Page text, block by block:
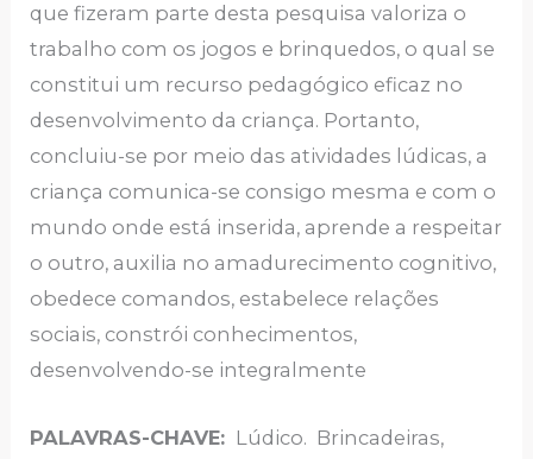
que fizeram parte desta pesquisa valoriza o
trabalho com os jogos e brinquedos, o qual se
constitui um recurso pedagógico eficaz no
desenvolvimento da criança. Portanto,
concluiu-se por meio das atividades lúdicas, a
criança comunica-se consigo mesma e com o
mundo onde está inserida, aprende a respeitar
o outro, auxilia no amadurecimento cognitivo,
obedece comandos, estabelece relações
sociais, constrói conhecimentos,
desenvolvendo-se integralmente
PALAVRAS-CHAVE: Lúdico. Brincadeiras,